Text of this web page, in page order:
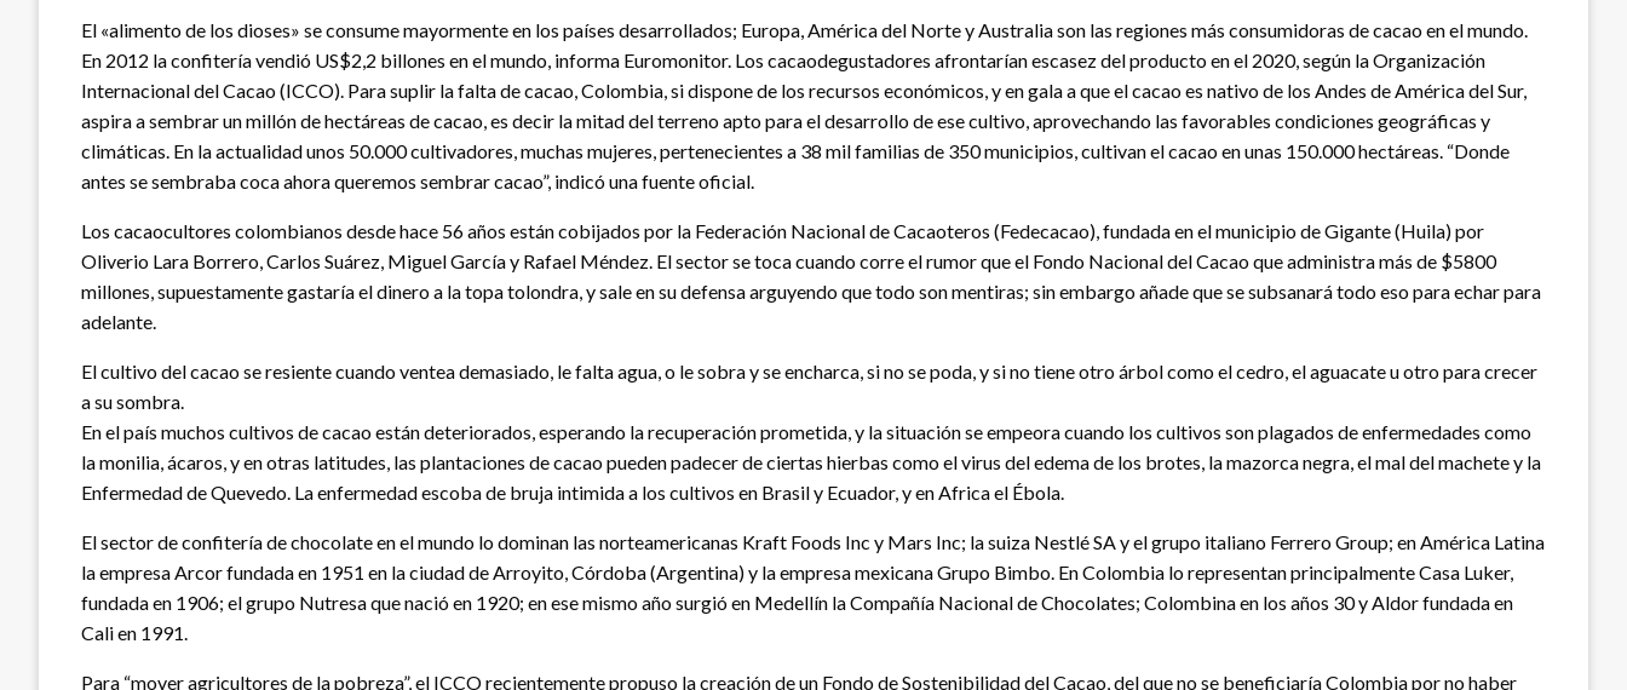
El «alimento de los dioses» se consume mayormente en los países desarrollados; Europa, América del Norte y Australia son las regiones más consumidoras de cacao en el mundo.
En 2012 la confitería vendió US$2,2 billones en el mundo, informa Euromonitor. Los cacaodegustadores afrontarían escasez del producto en el 2020, según la Organización
Internacional del Cacao (ICCO). Para suplir la falta de cacao, Colombia, si dispone de los recursos económicos, y en gala a que el cacao es nativo de los Andes de América del Sur,
aspira a sembrar un millón de hectáreas de cacao, es decir la mitad del terreno apto para el desarrollo de ese cultivo, aprovechando las favorables condiciones geográficas y
climáticas. En la actualidad unos 50.000 cultivadores, muchas mujeres, pertenecientes a 38 mil familias de 350 municipios, cultivan el cacao en unas 150.000 hectáreas. “Donde
antes se sembraba coca ahora queremos sembrar cacao”, indicó una fuente oficial.
Los cacaocultores colombianos desde hace 56 años están cobijados por la Federación Nacional de Cacaoteros (Fedecacao), fundada en el municipio de Gigante (Huila) por
Oliverio Lara Borrero, Carlos Suárez, Miguel García y Rafael Méndez. El sector se toca cuando corre el rumor que el Fondo Nacional del Cacao que administra más de $5800
millones, supuestamente gastaría el dinero a la topa tolondra, y sale en su defensa arguyendo que todo son mentiras; sin embargo añade que se subsanará todo eso para echar para
adelante.
El cultivo del cacao se resiente cuando ventea demasiado, le falta agua, o le sobra y se encharca, si no se poda, y si no tiene otro árbol como el cedro, el aguacate u otro para crecer
a su sombra.
En el país muchos cultivos de cacao están deteriorados, esperando la recuperación prometida, y la situación se empeora cuando los cultivos son plagados de enfermedades como
la monilia, ácaros, y en otras latitudes, las plantaciones de cacao pueden padecer de ciertas hierbas como el virus del edema de los brotes, la mazorca negra, el mal del machete y la
Enfermedad de Quevedo. La enfermedad escoba de bruja intimida a los cultivos en Brasil y Ecuador, y en Africa el Ébola.
El sector de confitería de chocolate en el mundo lo dominan las norteamericanas Kraft Foods Inc y Mars Inc; la suiza Nestlé SA y el grupo italiano Ferrero Group; en América Latina
la empresa Arcor fundada en 1951 en la ciudad de Arroyito, Córdoba (Argentina) y la empresa mexicana Grupo Bimbo. En Colombia lo representan principalmente Casa Luker,
fundada en 1906; el grupo Nutresa que nació en 1920; en ese mismo año surgió en Medellín la Compañía Nacional de Chocolates; Colombina en los años 30 y Aldor fundada en
Cali en 1991.
Para “mover agricultores de la pobreza”, el ICCO recientemente propuso la creación de un Fondo de Sostenibilidad del Cacao, del que no se beneficiaría Colombia por no haber